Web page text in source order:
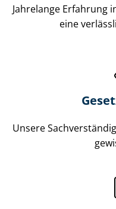
Jahrelange Erfahrung
eine
Unsere